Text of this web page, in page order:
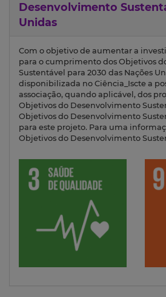
Desenvolvimento
Unidas
Com o objetivo de aumentar a
para o cumprimento dos Objetivos
Sustentável para 2030 das Nações
disponibilizada no Ciência_Iscte a
associação, quando aplicável, dos
Objetivos do Desenvolvimento
Objetivos do Desenvolvimento
para este projeto. Para uma
Objetivos do Desenvolvimento